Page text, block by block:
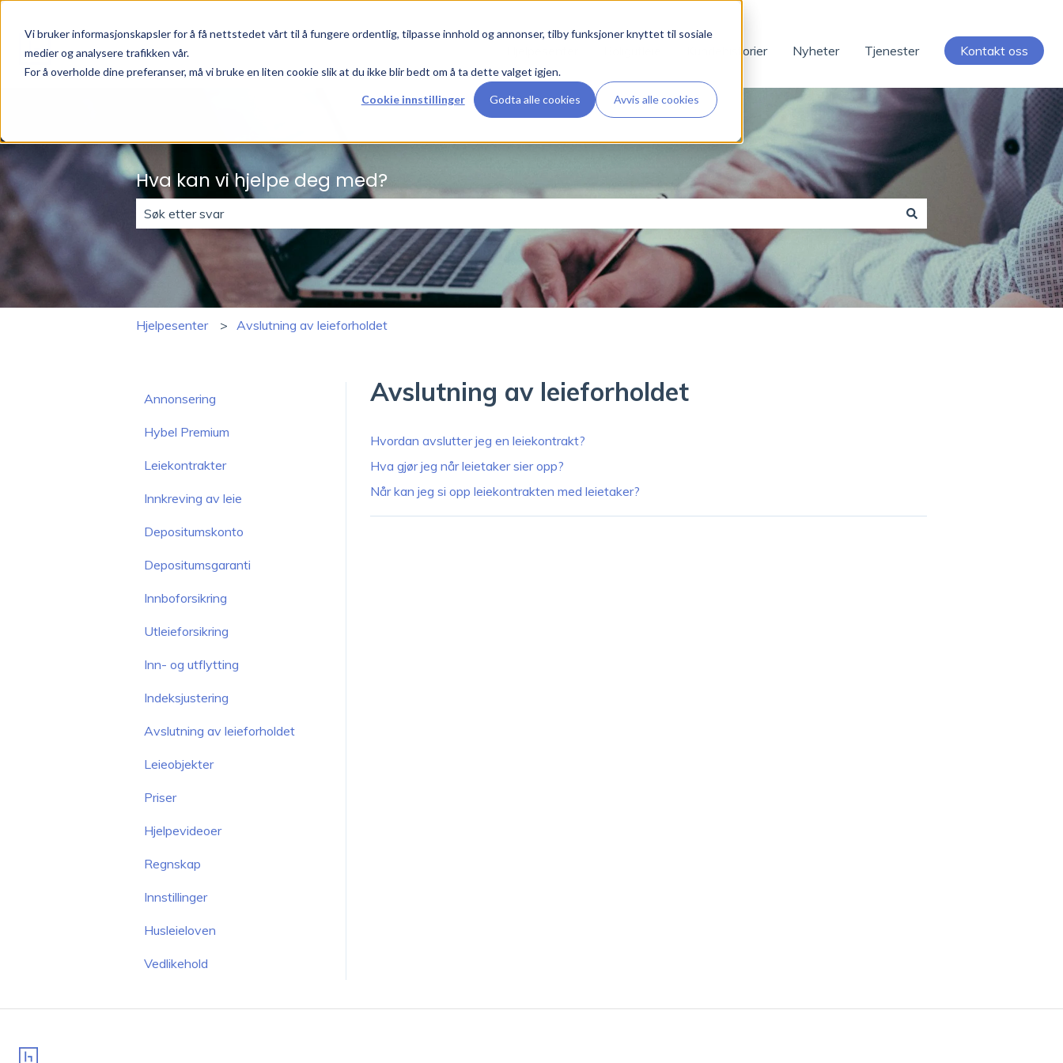
Vi bruker informasjonskapsler for å få nettstedet vårt til å fungere ordentlig, tilpasse innhold og annonser, tilby funksjoner knyttet til sosiale
medier og analysere trafikken vår.
For å overholde dine preferanser, må vi bruke en liten cookie slik at du ikke blir bedt om å ta dette valget igjen.
Cookie innstillinger Godta alle cookies Avvis alle cookies
Kundehistorier Nyheter Tjenester Kontakt oss
Hva kan vi hjelpe deg med?
Det finnes ingen forslag fordi søkefeltet er tomt.
Hjelpesenter Avslutning av leieforholdet
Avslutning av leieforholdet
Hvordan avslutter jeg en leiekontrakt?
Hva gjør jeg når leietaker sier opp?
Når kan jeg si opp leiekontrakten med leietaker?
Annonsering
Hybel Premium
Leiekontrakter
Innkreving av leie
Depositumskonto
Depositumsgaranti
Innboforsikring
Utleieforsikring
Inn- og utflytting
Indeksjustering
Avslutning av leieforholdet
Leieobjekter
Priser
Hjelpevideoer
Regnskap
Innstillinger
Husleieloven
Vedlikehold